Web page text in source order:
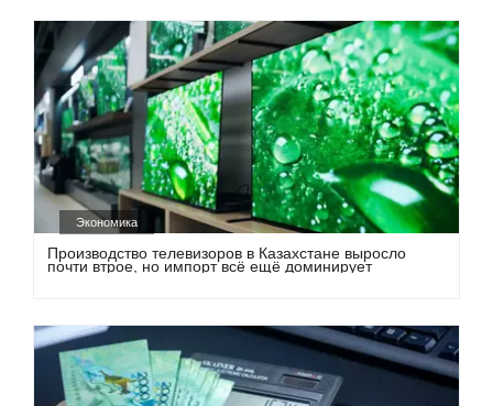
Экономика
Производство телевизоров в Казахстане выросло
почти втрое, но импорт всё ещё доминирует